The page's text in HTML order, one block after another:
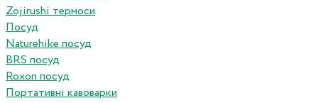
Zojirushi термоси
Посуд
Naturehike посуд
BRS посуд
Roxon посуд
Портативні кавоварки